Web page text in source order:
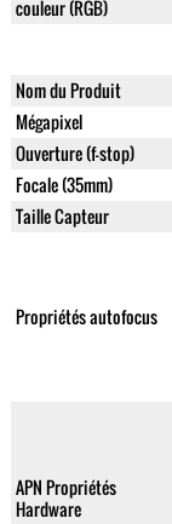
couleur (RGB)
Nom du Produit
Mégapixel
Ouverture (f-stop)
Focale (35mm)
Taille Capteur
Propriétés autofocus
APN Propriétés
Hardware